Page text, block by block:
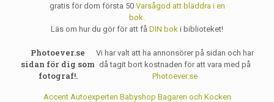
gratis för dom första 50 Varsågod att bläddra i en
bok.
Läs om hur du gör för att få DIN bok i biblioteket!
Photoever.se
sidan för dig som
fotograf!.
Vi har valt att ha annonsörer på sidan och har
då tagit bort kostnaden för att vara med på
Photoever.se
Accent Autoexperten Babyshop Bagaren och Kocken